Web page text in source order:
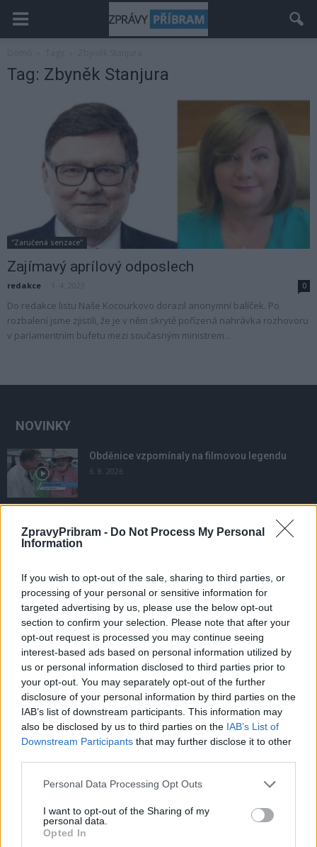
ZpravyPribram - Do Not Process My Personal
Information
If you wish to opt-out of the sale, sharing to third parties, or
processing of your personal or sensitive information for
targeted advertising by us, please use the below opt-out
section to confirm your selection. Please note that after your
opt-out request is processed you may continue seeing
interest-based ads based on personal information utilized by
us or personal information disclosed to third parties prior to
your opt-out. You may separately opt-out of the further
disclosure of your personal information by third parties on the
IAB’s list of downstream participants. This information may
also be disclosed by us to third parties on the IAB’s List of
Downstream Participants that may further disclose it to other
Personal Data Processing Opt Outs
I want to opt-out of the Sharing of my
personal data.
Opted In
Tag: Zbyněk Stanjura
"Zaručená senzace"
Zajímavý aprílový odposlech
redakce 0
Do redakce listu Naše Kocourkovo dorazil anonymní balíček. Po
rozbalení jsme zjistili, že je v něm skrytě pořízená nahrávka rozhovoru
v parlamentním bufetu mezi současným ministrem...
NOVINKY
Obděnice vzpomínaly na filmovou legendu
6. 8. 2026
Většina koupališť na Příbramsku nabízí výborné
podmínky. Horší voda je jen...
Příbram modernizuje parkovací automaty.
Přibudou i tři nové poblíž Svaté Hory
3. 8. 2026
NEJČTENĚJŠÍ ČLÁNKY
Lazsko zřídilo transparentní účet na pomoc
mladé mamince, náhle postižené mrtvicí
14. 2. 2023
2. 12. 2016